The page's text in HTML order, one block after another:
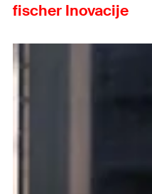
fischer Inovacije